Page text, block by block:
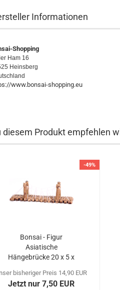
Informationen
Shopping
Ham 16
Heinsberg
www.bonsai-shopping.eu
diesem Produkt empfehlen
-49%
Bonsai - Figur
Asiatische
Hängebrücke 20 x 5 x
bisheriger Preis 14,90 EUR
Jetzt nur 7,50 EUR